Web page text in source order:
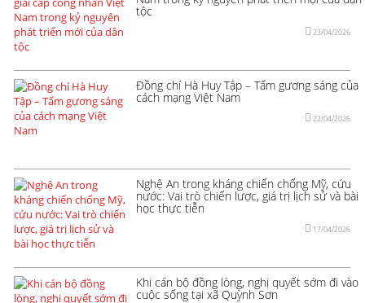
tộc
23/04/2026
Đồng chí Hà Huy Tập – Tấm gương sáng của
cách mạng Việt Nam
22/04/2026
Nghệ An trong kháng chiến chống Mỹ, cứu
nước: Vai trò chiến lược, giá trị lịch sử và bài
học thực tiễn
17/04/2026
Khi cán bộ đồng lòng, nghị quyết sớm đi vào
cuộc sống tại xã Quỳnh Sơn